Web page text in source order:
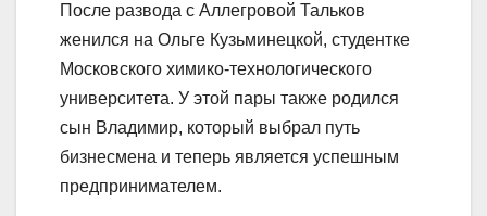
После развода с Аллегровой Тальков
женился на Ольге Кузьминецкой, студентке
Московского химико-технологического
университета. У этой пары также родился
сын Владимир, который выбрал путь
бизнесмена и теперь является успешным
предпринимателем.